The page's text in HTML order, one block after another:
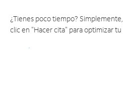
¿Tienes poco tiempo?
clic en "Hacer cita" para optimizar tu